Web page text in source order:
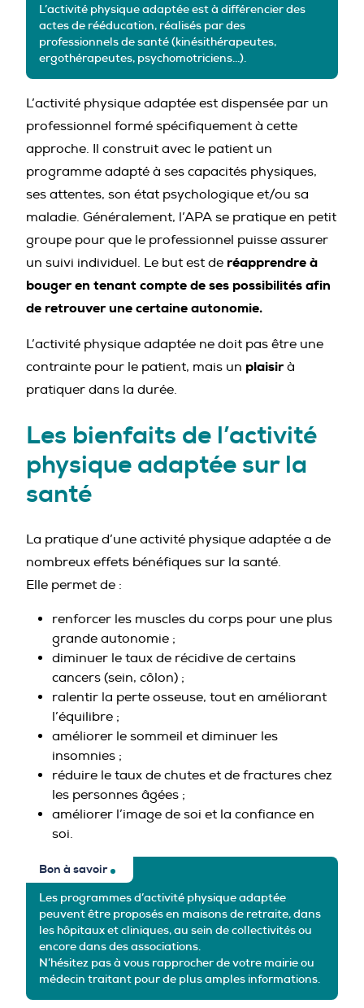
L’activité physique adaptée est à différencier des
actes de rééducation, réalisés par des
professionnels de santé (kinésithérapeutes,
ergothérapeutes, psychomotriciens…).
L’activité physique adaptée est dispensée par un
professionnel formé spécifiquement à cette
approche. Il construit avec le patient un
programme adapté à ses capacités physiques,
ses attentes, son état psychologique et/ou sa
maladie. Généralement, l’APA se pratique en petit
groupe pour que le professionnel puisse assurer
un suivi individuel. Le but est de réapprendre à
bouger en tenant compte de ses possibilités afin
de retrouver une certaine autonomie.
L’activité physique adaptée ne doit pas être une
contrainte pour le patient, mais un plaisirà
pratiquer dans la durée.
Les bienfaits de l’activité
physique adaptée sur la
santé
La pratique d’une activité physique adaptée a de
nombreux effets bénéfiques sur la santé.
Elle permet de :
renforcer les muscles du corps pour une plus
grande autonomie ;
diminuer le taux de récidive de certains
cancers (sein, côlon) ;
ralentir la perte osseuse, tout en améliorant
l’équilibre ;
améliorer le sommeil et diminuer les
insomnies ;
réduire le taux de chutes et de fractures chez
les personnes âgées ;
améliorer l’image de soi et la confiance en
soi.
Bon à savoir
Les programmes d’activité physique adaptée
peuvent être proposés en maisons de retraite, dans
les hôpitaux et cliniques, au sein de collectivités ou
encore dans des associations.
N’hésitez pas à vous rapprocher de votre mairie ou
médecin traitant pour de plus amples informations.